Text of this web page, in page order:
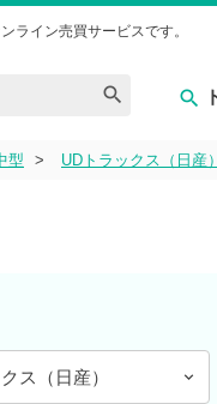
ライン売買サービスです。
型 UDトラックス（日産）
ス（日産）